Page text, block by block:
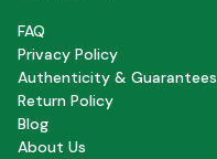
FAQ
Privacy Policy
Authenticity & Guarantees
Return Policy
Blog
About Us